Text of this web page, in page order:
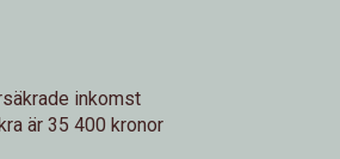
inkomst
är 35 400 kronor